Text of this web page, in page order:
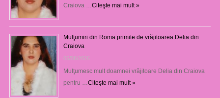
Craiova … Citeşte mai mult »
Mulţumiri din Roma primite de vrăjitoarea Delia din
Craiova
06/08/2026
Mulţumesc mult doamnei vrăjitoare Delia din Craiova
pentru … Citeşte mai mult »